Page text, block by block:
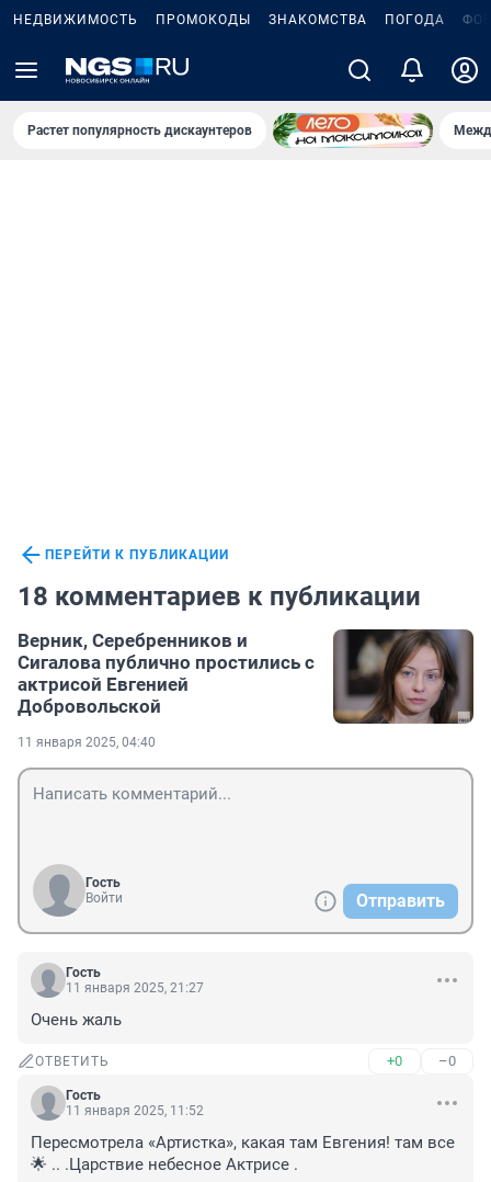
НЕДВИЖИМОСТЬ ПРОМОКОДЫ ЗНАКОМСТВА ПОГОДА
Растет популярность дискаунтеров
ПЕРЕЙТИ К ПУБЛИКАЦИИ
18 комментариев к публикации
Верник, Серебренников и
Сигалова публично простились с
актрисой Евгенией
Добровольской
11 января 2025, 04:40
Гость
Войти
Отправить
Гость
11 января 2025, 21:27
Очень жаль
ОТВЕТИТЬ +0 –0
Гость
11 января 2025, 11:52
Пересмотрела «Артистка», какая там Евгения! там все
🌟 .. .Царствие небесное Актрисе .